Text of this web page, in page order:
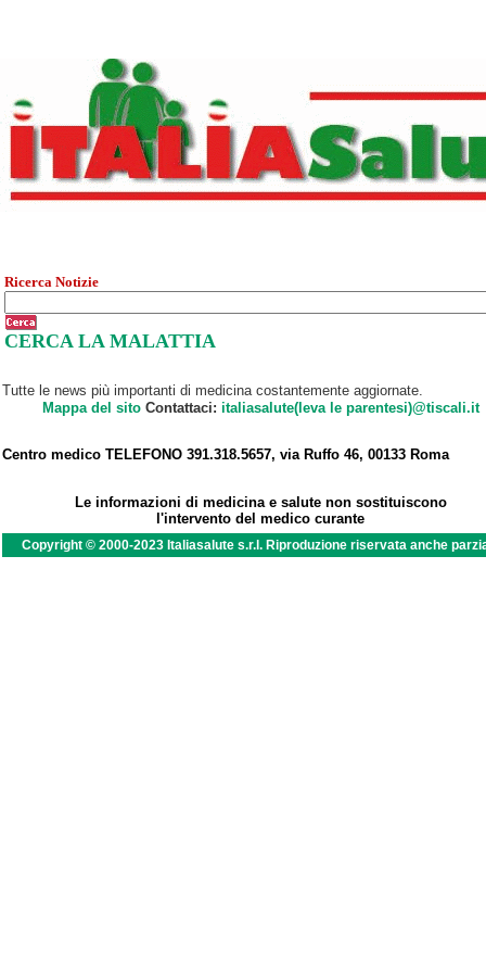
Ricerca Notizie
CERCA LA MALATTIA
Tutte le news più importanti di medicina costantemente aggiornate.
Mappa del sitoContattaci: italiasalute(leva le parentesi)@tiscali.it
Centro medico TELEFONO 391.318.5657, via Ruffo 46, 00133 Roma
Le informazioni di medicina e salute non sostituiscono
l'intervento del medico curante
Copyright © 2000-2023 Italiasalute s.r.l. Riproduzione riservata anche